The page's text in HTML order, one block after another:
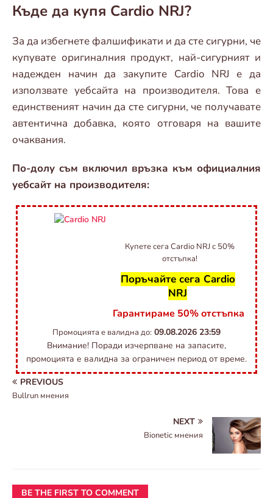
Къде да купя Cardio NRJ?
За да избегнете фалшификати и да сте сигурни, че
купувате оригиналния продукт, най-сигурният и
надежден начин да закупите Cardio NRJ е да
използвате уебсайта на производителя. Това е
единственият начин да сте сигурни, че получавате
автентична добавка, която отговаря на вашите
очаквания.
По-долу съм включил връзка към официалния
уебсайт на производителя:
Купете сега Cardio NRJ с 50%
отстъпка!
Поръчайте сега Cardio
NRJ
Гарантираме 50% отстъпка
Промоцията е валидна до: 09.08.2026 23:59
Внимание! Поради изчерпване на запасите,
промоцията е валидна за ограничен период от време.
PREVIOUS
Bullrun мнения
NEXT
Bionetic мнения
BE THE FIRST TO COMMENT